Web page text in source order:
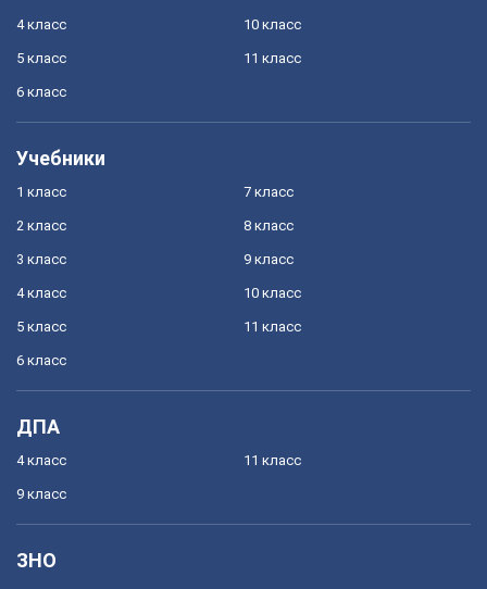
4 класс
5 класс
6 класс
10 класс
11 класс
Учебники
1 класс
2 класс
3 класс
4 класс
5 класс
6 класс
7 класс
8 класс
9 класс
10 класс
11 класс
ДПА
4 класс
9 класс
11 класс
ЗНО